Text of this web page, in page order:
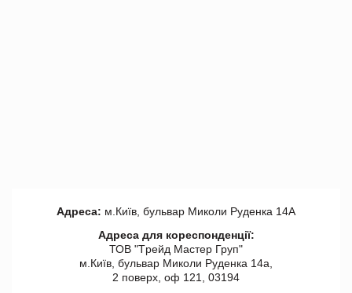
Адреса: м.Київ, бульвар Миколи Руденка 14А
Адреса для кореспонденції:
ТОВ "Tрейд Мастер Груп"
м.Київ, бульвар Миколи Руденка 14а,
2 поверх, оф 121, 03194